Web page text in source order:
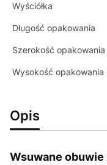
Wyściółka
Długość opakowania
Szerokość opakowania
Wysokość opakowania
Opis
Wsuwane obuwie